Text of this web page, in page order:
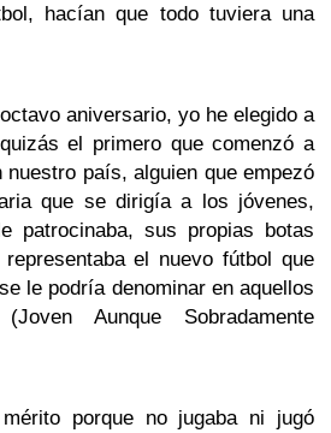
hacían que todo tuviera una
aniversario, yo he elegido a
el primero que comenzó a
país, alguien que empezó
que se dirigía a los jóvenes,
patrocinaba, sus propias botas
el nuevo fútbol que
le podría denominar en aquellos
Aunque Sobradamente
porque no jugaba ni jugó